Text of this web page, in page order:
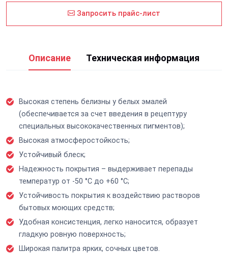
Запросить прайс-лист
Описание Техническая информация
Высокая степень белизны у белых эмалей
(обеспечивается за счет введения в рецептуру
специальных высококачественных пигментов);
Высокая атмосферостойкость;
Устойчивый блеск;
Надежность покрытия – выдерживает перепады
температур от -50 °С до +60 °С;
Устойчивость покрытия к воздействию растворов
бытовых моющих средств;
Удобная консистенция, легко наносится, образует
гладкую ровную поверхность;
Широкая палитра ярких, сочных цветов.